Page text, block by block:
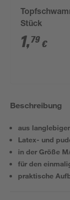
Stück
1,79 €
Beschreibung
aus
Latex- und
in der Größe
für den
praktische